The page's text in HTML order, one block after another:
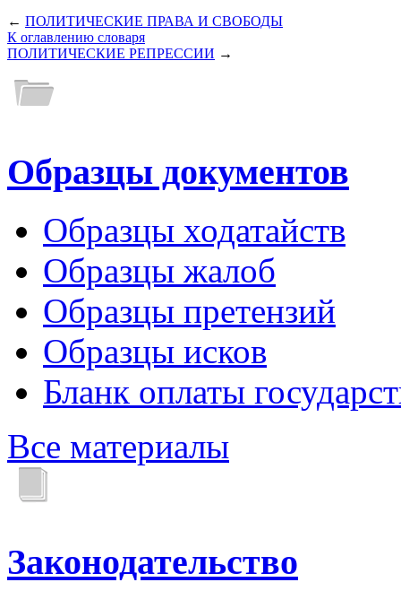
← ПОЛИТИЧЕСКИЕ ПРАВА И СВОБОДЫ
К оглавлению словаря
ПОЛИТИЧЕСКИЕ РЕПРЕССИИ →
Образцы документов
Образцы ходатайств
Образцы жалоб
Образцы претензий
Образцы исков
Бланк оплаты
Все материалы
Законодательство